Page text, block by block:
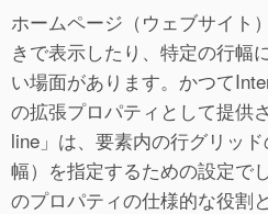
ホームページ（ウェブサイト
きで表示したり、特定の行幅
い場面があります。かつて
の拡張プロパティとして提供
line」は、要素内の行グリッ
幅）を指定するための設定で
のプロパティの仕様的な役割